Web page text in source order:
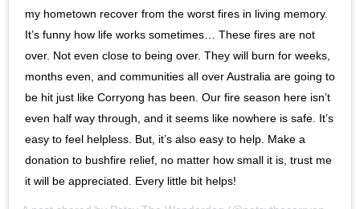
my hometown recover from the worst fires in living memory.
It’s funny how life works sometimes… These fires are not
over. Not even close to being over. They will burn for weeks,
months even, and communities all over Australia are going to
be hit just like Corryong has been. Our fire season here isn’t
even half way through, and it seems like nowhere is safe. It’s
easy to feel helpless. But, it’s also easy to help. Make a
donation to bushfire relief, no matter how small it is, trust me
it will be appreciated. Every little bit helps!